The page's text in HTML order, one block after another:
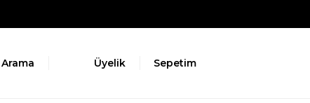
Arama Üyelik Sepetim